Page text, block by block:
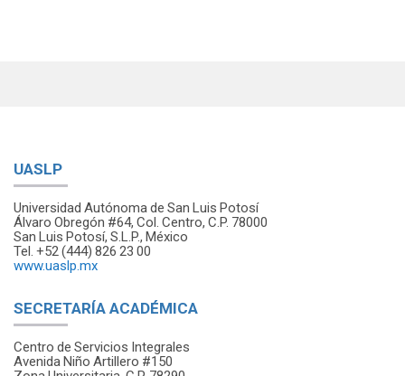
UASLP
Universidad Autónoma de San Luis Potosí
Álvaro Obregón #64, Col. Centro, C.P. 78000
San Luis Potosí, S.L.P., México
Tel. +52 (444) 826 23 00
www.uaslp.mx
SECRETARÍA ACADÉMICA
Centro de Servicios Integrales
Avenida Niño Artillero #150